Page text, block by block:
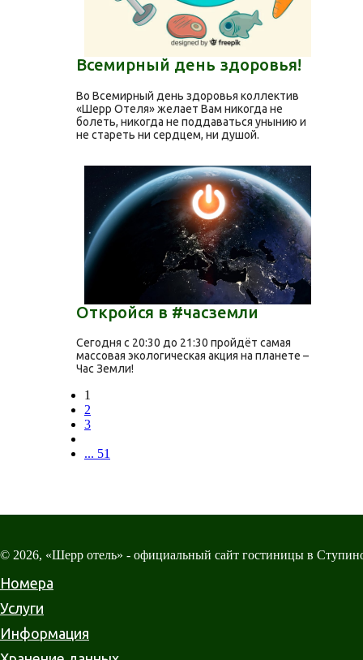
Всемирный день здоровья!
Во Всемирный день здоровья коллектив
«Шерр Отеля» желает Вам никогда не
болеть, никогда не поддаваться унынию и
не стареть ни сердцем, ни душой.
Откройся в #часземли
Сегодня с 20:30 до 21:30 пройдёт самая
массовая экологическая акция на планете –
Час Земли!
1
2
3
... 51
© 2026, «Шерр отель» - официальный сайт гостиницы в
Номера
Услуги
Информация